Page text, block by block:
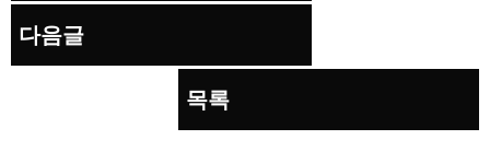
다음글
목록